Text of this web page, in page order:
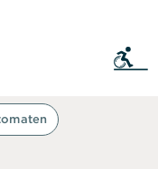
Sie